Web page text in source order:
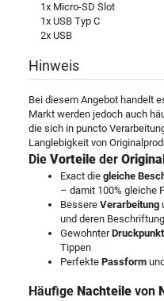
1x Micro-SD Slot
1x USB Typ C
2x USB
Hinweis
Bei diesem Angebot handelt
Markt werden jedoch auch
die sich in puncto
Langlebigkeit von
Die Vorteile der
Exact die gleiche
– damit 100% gleiche
Bessere Verarbeitung
und deren Beschriftung
GewohnterDruckpunkt
Tippen
Perfekte Passform und
Häufige Nachteile von